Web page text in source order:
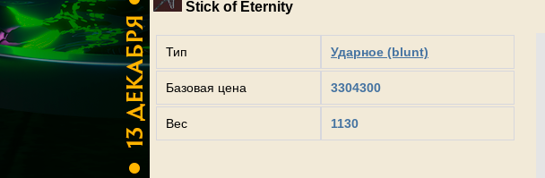
Stick of Eternity
Тип Ударное (blunt)
Базовая цена 3304300
Вес 1130